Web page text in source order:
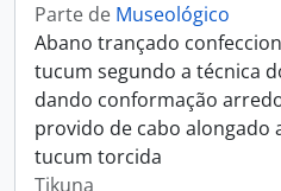
Parte de Museológico
Abano trançado
tucum segundo a técnica
dando conformação
provido de cabo
tucum torcida
Tikuna